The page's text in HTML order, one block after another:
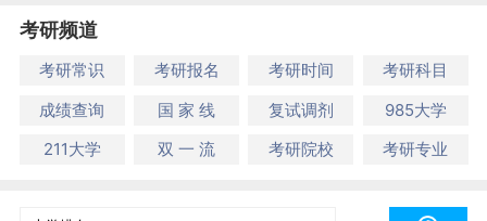
考研频道
考研常识 考研报名 考研时间
考研科目
成绩查询
国 家 线 复试调剂
985大学
211大学
双 一 流 考研院校 考研专业